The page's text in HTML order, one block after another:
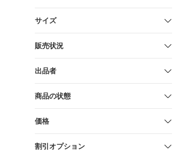
サイズ
販売状況
出品者
商品の状態
価格
割引オプション